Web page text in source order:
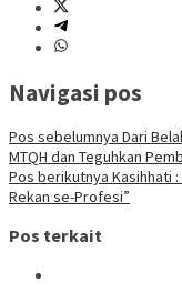
Navigasi pos
Pos sebelumnya Dari
MTQH dan Teguhkan
Pos berikutnya Kasihhati
Rekan se-Profesi”
Pos terkait